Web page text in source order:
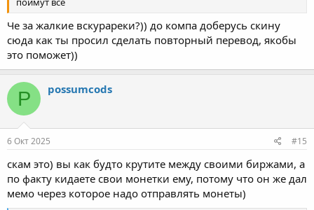
Че за жалкие вскурареки?)) до компа доберусь скину
сюда как ты просил сделать повторный перевод, якобы
это поможет))
P possumcods
6 Окт 2025 #15
скам это) вы как будто крутите между своими биржами, а
по факту кидаете свои монетки ему, потому что он же дал
мемо через которое надо отправлять монеты)